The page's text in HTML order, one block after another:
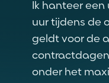
Ik hanteer
uur tijdens de
geldt voor de
onder het